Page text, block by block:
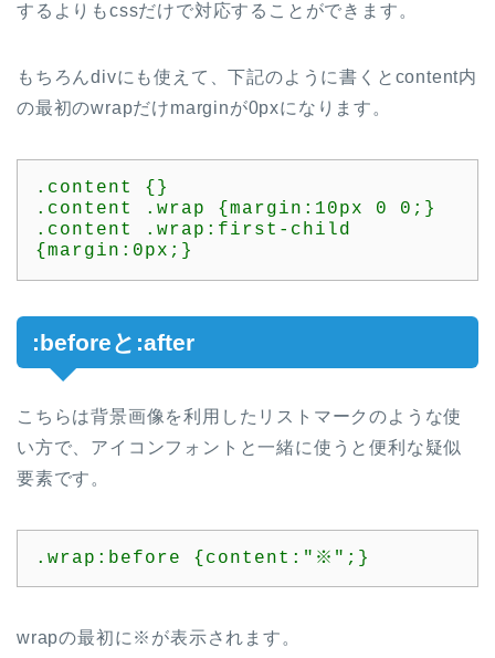
するよりもcssだけで対応することができます。
もちろんdivにも使えて、下記のように書くとcontent内
の最初のwrapだけmarginが0pxになります。
.content {}
.content .wrap {margin:10px 0 0;}
.content .wrap:first-child
{margin:0px;}
:beforeと:after
こちらは背景画像を利用したリストマークのような使
い方で、アイコンフォントと一緒に使うと便利な疑似
要素です。
.wrap:before {content:"※";}
wrapの最初に※が表示されます。